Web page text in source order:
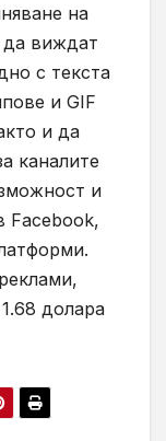
на
да виждат
с текста
и GIF
и да
каналите
и
Facebook,
долара